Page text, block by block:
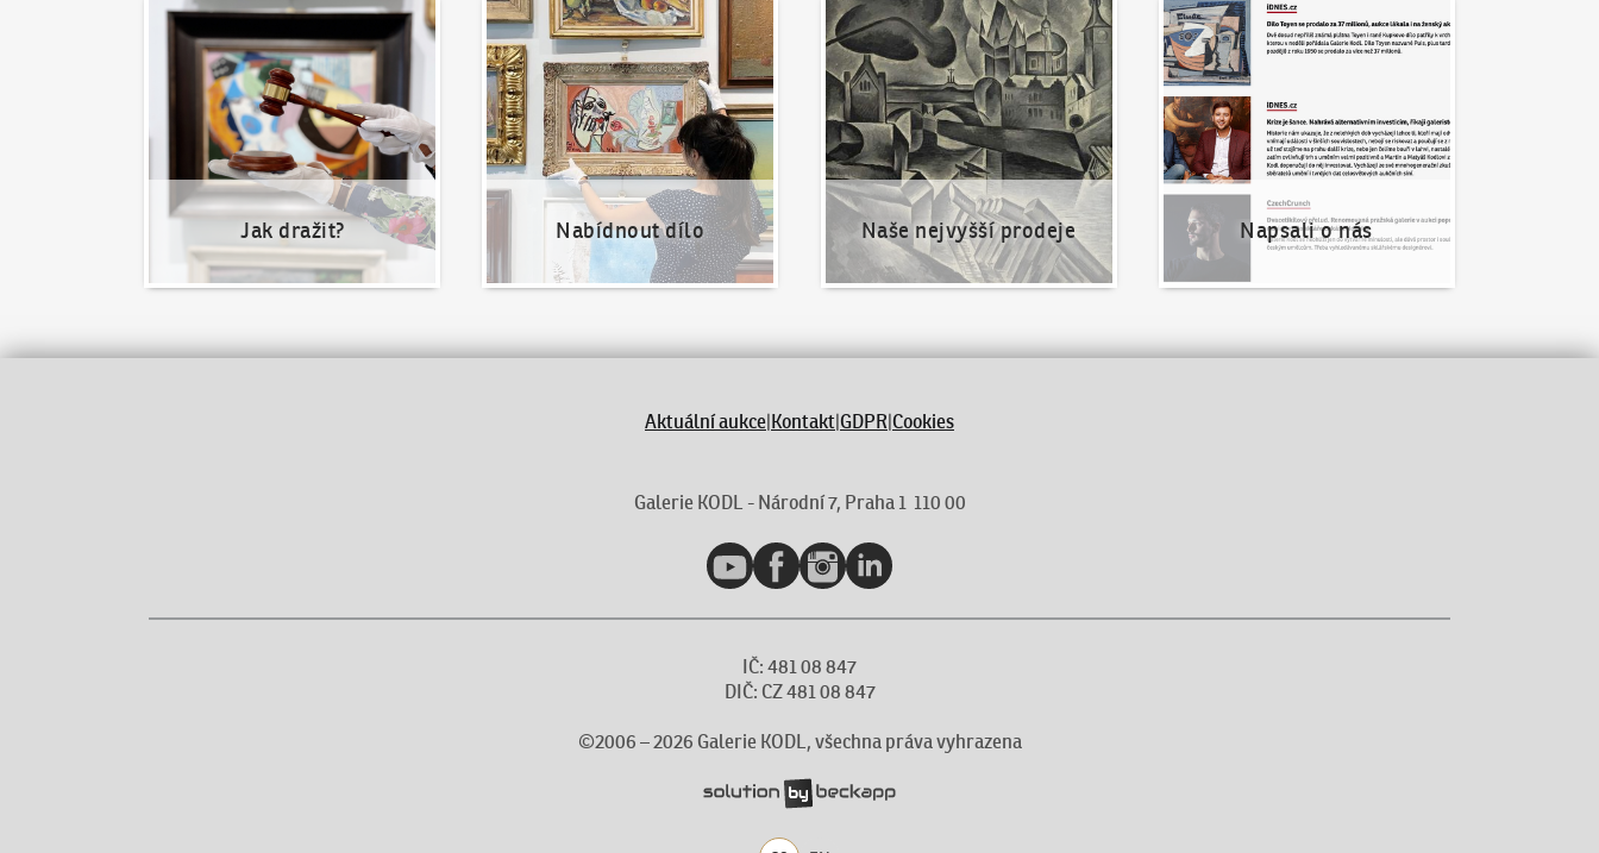
Jak dražit?
Jak dražit?
Nabídnout dílo
Nabídnout dílo
Naše nejvyšší prodeje
Naše nejvyšší prodeje
Napsali o nás
Napsali o nás
Aktuální aukce|Kontakt|GDPR|Cookies
Galerie KODL - Národní 7, Praha 1 110 00
YouTubeFacebookInstagramLinkedIn
IČ: 481 08 847
DIČ: CZ 481 08 847
©2006 –2026 Galerie KODL, všechna práva vyhrazena